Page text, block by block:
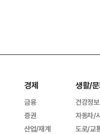
경제
금융
증권
산업/재계
생활/
건강정보
자동차/
도로/교